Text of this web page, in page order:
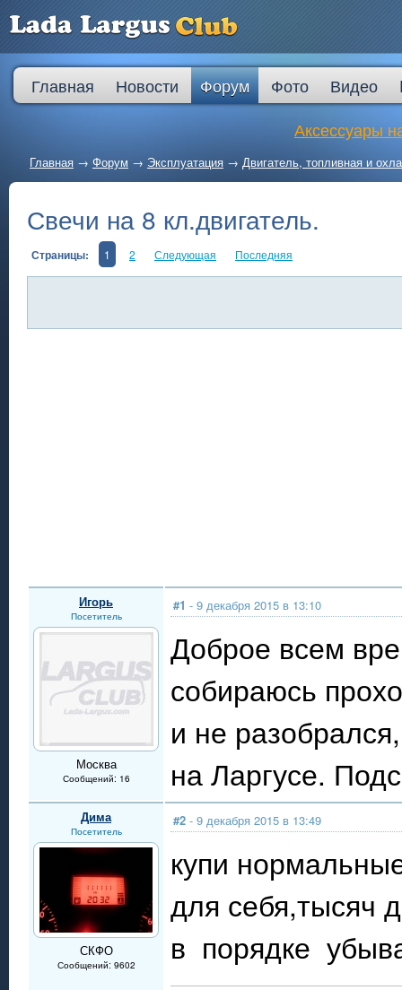
Главная Новости Форум Фото Видео
Аксессуары
Главная → Форум → Эксплуатация → Двигатель, топливная и
Свечи на 8 кл.двигатель.
Страницы: 1 2 Следующая Последняя
Игорь
Посетитель
Москва
Сообщений: 16
#1 - 9 декабря 2015 в 13:10
Доброе всем
собираюсь
и не
на Ларгусе.
Дима
Посетитель
СКФО
Сообщений: 9602
#2 - 9 декабря 2015 в 13:49
купи
для себя,тысяч
в порядке